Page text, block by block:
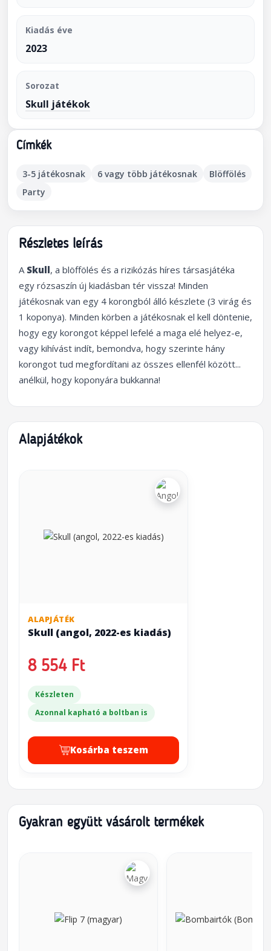
Kiadás éve
2023
Sorozat
Skull játékok
Címkék
3-5 játékosnak 6 vagy több játékosnak
Blöffölés
Party
Részletes leírás
A Skull, a blöffölés és a rizikózás híres társasjátéka
egy rózsaszín új kiadásban tér vissza! Minden
játékosnak van egy 4 korongból álló készlete (3 virág és
1 koponya). Minden körben a játékosnak el kell döntenie,
hogy egy korongot képpel lefelé a maga elé helyez-e,
vagy kihívást indít, bemondva, hogy szerinte hány
korongot tud megfordítani az összes ellenfél között...
anélkül, hogy koponyára bukkanna!
Alapjátékok
ALAPJÁTÉK
Skull (angol, 2022-es kiadás)
8 554 Ft
Készleten
Azonnal kapható a boltban is
Kosárba teszem
Gyakran együtt vásárolt termékek